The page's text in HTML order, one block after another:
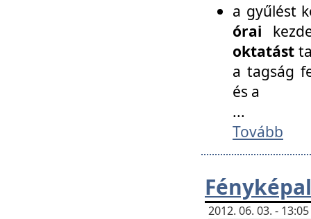
a gyűlést
órai
oktatást
a tagság
és a
...
Tovább
2012. 06. 03. -